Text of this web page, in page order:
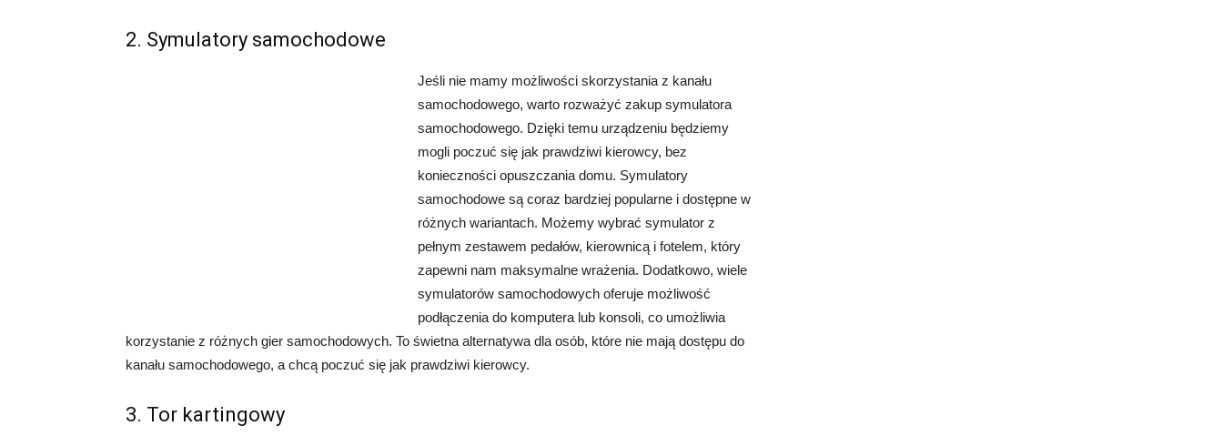
2. Symulatory samochodowe
Jeśli nie mamy możliwości skorzystania z kanału
samochodowego, warto rozważyć zakup symulatora
samochodowego. Dzięki temu urządzeniu będziemy
mogli poczuć się jak prawdziwi kierowcy, bez
konieczności opuszczania domu. Symulatory
samochodowe są coraz bardziej popularne i dostępne w
różnych wariantach. Możemy wybrać symulator z
pełnym zestawem pedałów, kierownicą i fotelem, który
zapewni nam maksymalne wrażenia. Dodatkowo, wiele
symulatorów samochodowych oferuje możliwość
podłączenia do komputera lub konsoli, co umożliwia
korzystanie z różnych gier samochodowych. To świetna alternatywa dla osób, które nie mają dostępu do
kanału samochodowego, a chcą poczuć się jak prawdziwi kierowcy.
3. Tor kartingowy